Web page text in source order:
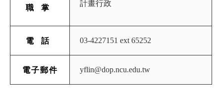
職掌 計畫行政
電話 03-4227151 ext 65252
電子郵件 yflin@dop.ncu.edu.tw